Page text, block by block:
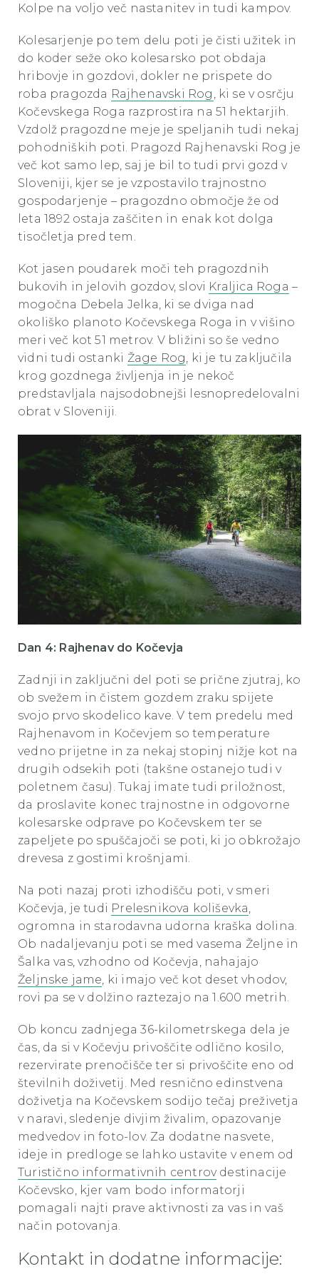
Kolpe na voljo več nastanitev in tudi kampov.
Kolesarjenje po tem delu poti je čisti užitek in
do koder seže oko kolesarsko pot obdaja
hribovje in gozdovi, dokler ne prispete do
roba pragozda Rajhenavski Rog , ki se v osrčju
Kočevskega Roga razprostira na 51 hektarjih.
Vzdolž pragozdne meje je speljanih tudi nekaj
pohodniških poti. Pragozd Rajhenavski Rog je
več kot samo lep, saj je bil to tudi prvi gozd v
Sloveniji, kjer se je vzpostavilo trajnostno
gospodarjenje – pragozdno območje že od
leta 1892 ostaja zaščiten in enak kot dolga
tisočletja pred tem.
Kot jasen poudarek moči teh pragozdnih
bukovih in jelovih gozdov, slovi Kraljica Roga –
mogočna Debela Jelka, ki se dviga nad
okoliško planoto Kočevskega Roga in v višino
meri več kot 51 metrov. V bližini so še vedno
vidni tudi ostanki Žage Rog, ki je tu zaključila
krog gozdnega življenja in je nekoč
predstavljala najsodobnejši lesnopredelovalni
obrat v Sloveniji.
Dan 4: Rajhenav do Kočevja
Zadnji in zaključni del poti se prične zjutraj, ko
ob svežem in čistem gozdem zraku spijete
svojo prvo skodelico kave. V tem predelu med
Rajhenavom in Kočevjem so temperature
vedno prijetne in za nekaj stopinj nižje kot na
drugih odsekih poti (takšne ostanejo tudi v
poletnem času). Tukaj imate tudi priložnost,
da proslavite konec trajnostne in odgovorne
kolesarske odprave po Kočevskem ter se
zapeljete po spuščajoči se poti, ki jo obkrožajo
drevesa z gostimi krošnjami.
Na poti nazaj proti izhodišču poti, v smeri
Kočevja, je tudi Prelesnikova koliševka
ogromna in starodavna udorna kraška dolina.
Ob nadaljevanju poti se med vasema Željne in
Šalka vas, vzhodno od Kočevja, nahajajo
Željnske jame , ki imajo več kot deset vhodov,
rovi pa se v dolžino raztezajo na 1.600 metrih.
Ob koncu zadnjega 36-kilometrskega dela je
čas, da si v Kočevju privoščite odlično kosilo,
rezervirate prenočišče ter si privoščite eno od
številnih doživetij. Med resnično edinstvena
doživetja na Kočevskem sodijo tečaj preživetja
v naravi, sledenje divjim živalim, opazovanje
medvedov in foto-lov. Za dodatne nasvete,
ideje in predloge se lahko ustavite v enem od
Turistično informativnih centrovdestinacije
Kočevsko, kjer vam bodo informatorji
pomagali najti prave aktivnosti za vas in vaš
način potovanja.
Kontakt in dodatne informacije: